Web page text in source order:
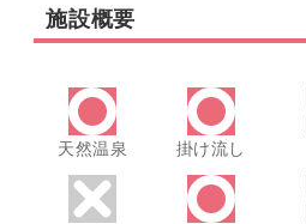
施設概要
天然温泉 掛け流し